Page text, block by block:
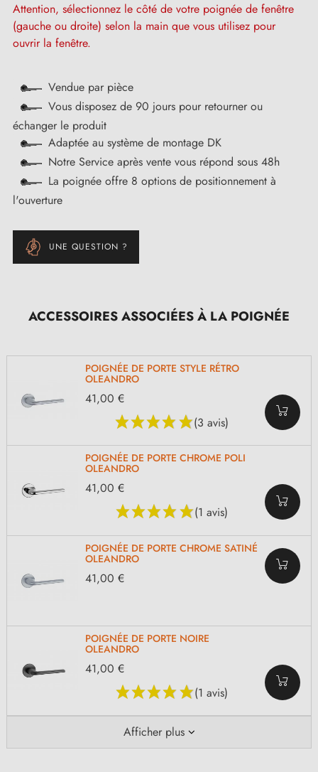
Attention, sélectionnez le côté de votre poignée de fenêtre
(gauche ou droite) selon la main que vous utilisez pour
ouvrir la fenêtre.
Vendue par pièce
Vous disposez de 90 jours pour retourner ou
échanger le produit
Adaptée au système de montage DK
Notre Service après vente vous répond sous 48h
La poignée offre 8 options de positionnement à
l'ouverture
UNE QUESTION ?
ACCESSOIRES ASSOCIÉES À LA POIGNÉE
POIGNÉE DE PORTE STYLE RÉTRO
OLEANDRO
(3 avis)
41,00 €
POIGNÉE DE PORTE CHROME POLI
OLEANDRO
(1 avis)
41,00 €
POIGNÉE DE PORTE CHROME SATINÉ
OLEANDRO
41,00 €
POIGNÉE DE PORTE NOIRE
OLEANDRO
(1 avis)
41,00 €
Afficher plus